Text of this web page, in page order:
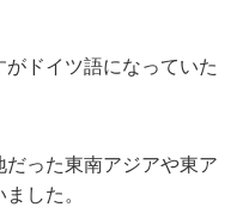
ドイツ語になっていた
った東南アジアや東ア
した。